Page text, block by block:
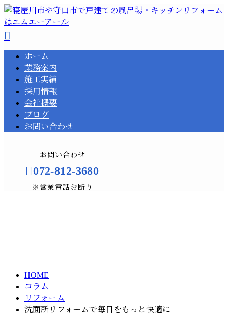
ホーム
業務案内
施工実績
採用情報
会社概要
ブログ
お問い合わせ
お問い合わせ
072-812-3680
※営業電話お断り
HOME
コラム
リフォーム
洗面所リフォームで毎日をもっと快適に